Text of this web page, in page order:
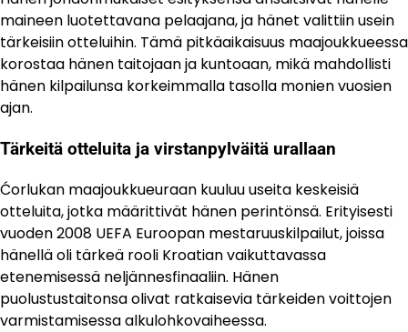
maineen luotettavana pelaajana, ja hänet valittiin usein
tärkeisiin otteluihin. Tämä pitkäaikaisuus maajoukkueessa
korostaa hänen taitojaan ja kuntoaan, mikä mahdollisti
hänen kilpailunsa korkeimmalla tasolla monien vuosien
ajan.
Tärkeitä otteluita ja virstanpylväitä urallaan
Ćorlukan maajoukkueuraan kuuluu useita keskeisiä
otteluita, jotka määrittivät hänen perintönsä. Erityisesti
vuoden 2008 UEFA Euroopan mestaruuskilpailut, joissa
hänellä oli tärkeä rooli Kroatian vaikuttavassa
etenemisessä neljännesfinaaliin. Hänen
puolustustaitonsa olivat ratkaisevia tärkeiden voittojen
varmistamisessa alkulohkovaiheessa.